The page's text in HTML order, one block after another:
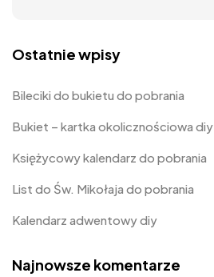
Ostatnie wpisy
Bileciki do bukietu do pobrania
Bukiet – kartka okolicznościowa diy
Księżycowy kalendarz do pobrania
List do Św. Mikołaja do pobrania
Kalendarz adwentowy diy
Najnowsze komentarze